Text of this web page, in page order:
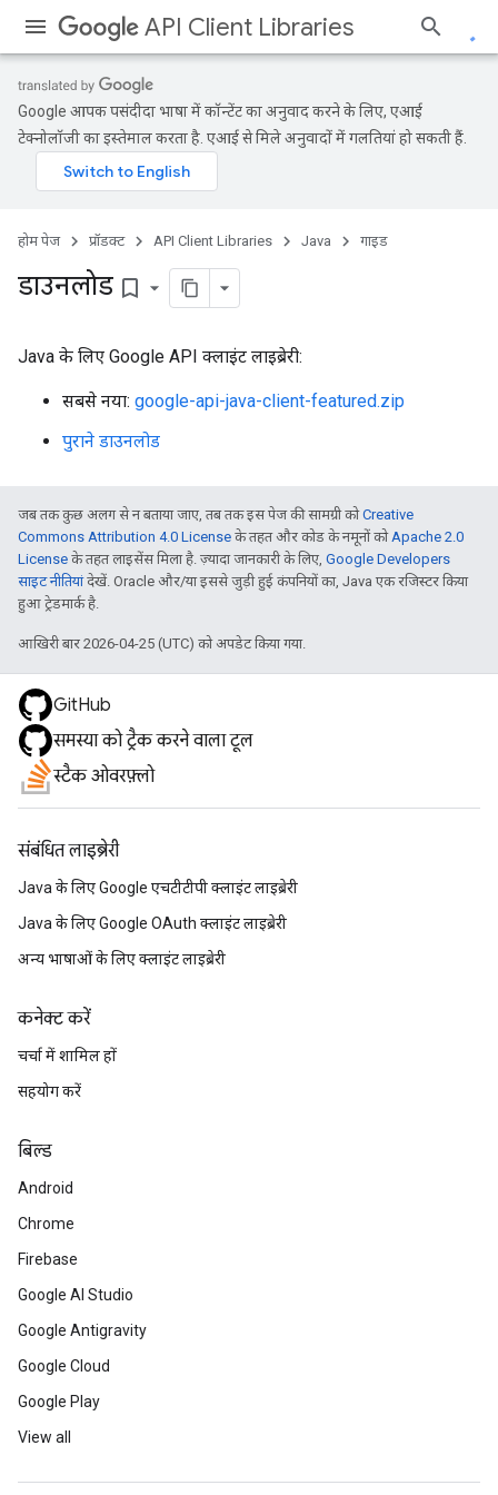
API Client Libraries
Google आपकी पसंदीदा भाषा में कॉन्टेंट का अनुवाद करने के लिए, एआई
टेक्नोलॉजी का इस्तेमाल करता है. एआई से मिले अनुवादों में गलतियां हो सकती हैं.
होम पेज प्रॉडक्ट API Client Libraries Java गाइड
डाउनलोड bookmark_border
Java के लिए Google API क्लाइंट लाइब्रेरी:
सबसे नया: google-api-java-client-featured.zip
पुराने डाउनलोड
जब तक कुछ अलग से न बताया जाए, तब तक इस पेज की सामग्री कोCreative
Commons Attribution 4.0 License के तहत और कोड के नमूनों कोApache 2.0
License के तहत लाइसेंस मिला है. ज़्यादा जानकारी के लिए, Google Developers
साइट नीतियांदेखें. Oracle और/या इससे जुड़ी हुई कंपनियों का, Java एक रजिस्टर किया
हुआ ट्रेडमार्क है.
आखिरी बार 2026-04-25 (UTC) को अपडेट किया गया.
GitHub
समस्या को ट्रैक करने वाला टूल
स्टैक ओवरफ़्लो
संबंधित लाइब्रेरी
Java के लिए Google एचटीटीपी क्लाइंट लाइब्रेरी
Java के लिए Google OAuth क्लाइंट लाइब्रेरी
अन्य भाषाओं के लिए क्लाइंट लाइब्रेरी
कनेक्ट करें
चर्चा में शामिल हों
सहयोग करें
बिल्ड
Android
Chrome
Firebase
Google AI Studio
Google Antigravity
Google Cloud
Google Play
View all